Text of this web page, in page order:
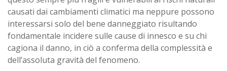
causati dai cambiamenti climatici ma neppure possono
interessarsi solo del bene danneggiato risultando
fondamentale incidere sulle cause di innesco e su chi
cagiona il danno, in ciò a conferma della complessità e
dell’assoluta gravità del fenomeno.